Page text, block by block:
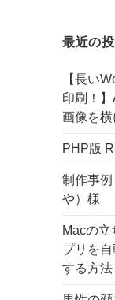
最近の
【長い
印刷！
画像を
PHP版
制作事
や）様
Macの
プリを
する方法